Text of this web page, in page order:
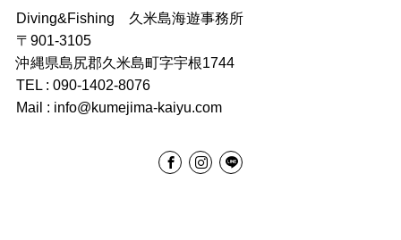
Diving&Fishing 久米島海遊事務所
〒901-3105
沖縄県島尻郡久米島町字宇根1744
TEL : 090-1402-8076
Mail : info@kumejima-kaiyu.com